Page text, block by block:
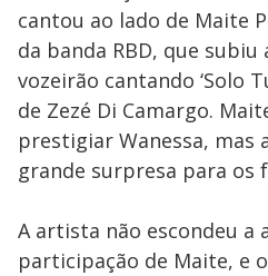
cantou ao lado de Maite
da banda RBD, que
vozeirão cantando ‘Solo
de Zezé Di Camargo.
prestigiar Wanessa, mas
grande surpresa para os
A artista não escondeu a
participação de Maite, e